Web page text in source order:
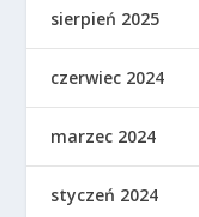
sierpień 2025
czerwiec 2024
marzec 2024
styczeń 2024